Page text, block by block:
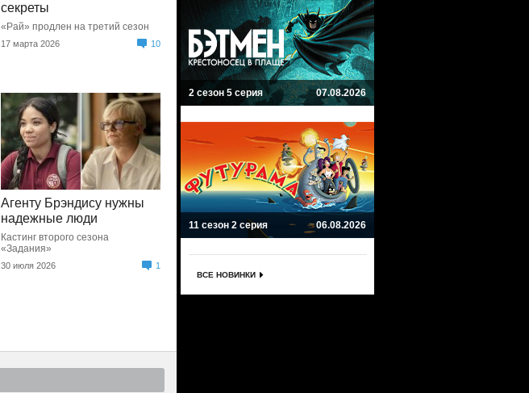
секреты
«Рай» продлен на третий сезон
17 марта 2026 10
Агенту Брэндису нужны
надежные люди
Кастинг второго сезона
«Задания»
30 июля 2026 1
2 сезон 5 серия 07.08.2026
11 сезон 2 серия 06.08.2026
ВСЕ НОВИНКИ